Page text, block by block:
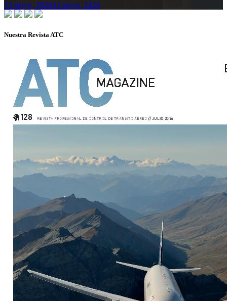
13 mayo, 202613 mayo, 2026
Nuestra Revista ATC